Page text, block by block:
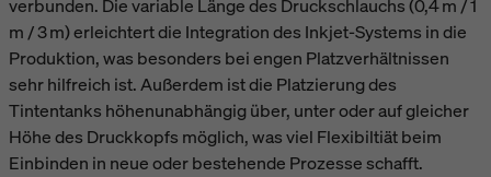
verbunden. Die variable Länge des Druckschlauchs (0,4 m / 1
m / 3 m) erleichtert die Integration des Inkjet-Systems in die
Produktion, was besonders bei engen Platzverhältnissen
sehr hilfreich ist. Außerdem ist die Platzierung des
Tintentanks höhenunabhängig über, unter oder auf gleicher
Höhe des Druckkopfs möglich, was viel Flexibiltiät beim
Einbinden in neue oder bestehende Prozesse schafft.